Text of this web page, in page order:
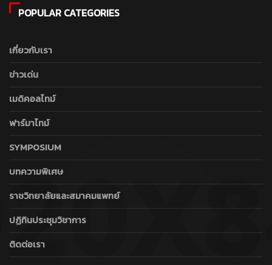
POPULAR CATEGORIES
เกี่ยวกับเรา
ข่าวเด่น
เมดิคอลไทม์
ฟาร์มาไทม์
SYMPOSIUM
บทความพิเศษ
ราชวิทยาลัยและสมาคมแพทย์
ปฏิทินประชุมวิชาการ
ติดต่อเรา